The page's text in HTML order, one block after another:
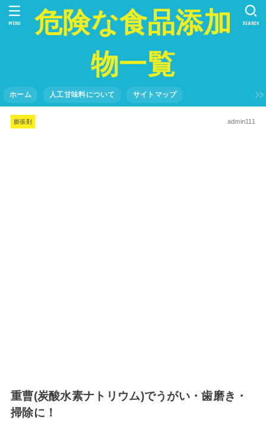
危険な食品添加
物一覧
ホーム 人工甘味料について サイトマップ
SEARCH
MENU
膨張剤 admin111
重曹(炭酸水素ナトリウム)でうがい・歯磨き・
掃除に！